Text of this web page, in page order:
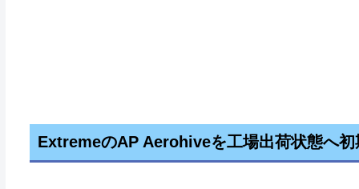
ExtremeのAP Aerohiveを工場出荷状態へ初